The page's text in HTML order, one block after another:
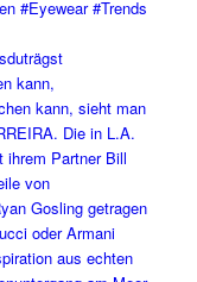
kann,